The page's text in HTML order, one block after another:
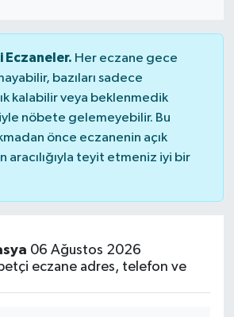
Eczaneler. Her eczane gece
bazıları sadece
kalabilir veya beklenmedik
nöbete gelemeyebilir. Bu
önce eczanenin açık
aracılığıyla teyit etmeniz iyi bir
06 Ağustos 2026
eczane adres, telefon ve